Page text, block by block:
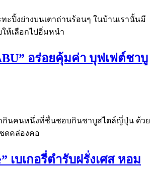
ะปิ้งย่างบนเตาถ่านร้อนๆ ในบ้านเรานั้นมี
ห้เลือกไปอิ่มหนำ
อร่อยคุ้มค่า บุฟเฟต์ชาบู
กกินคนหนึ่งที่ชื่นชอบกินชาบูสไตล์ญี่ปุ่น ด้วย
ดคล่องคอ
เบเกอรี่ตำรับฝรั่งเศส หอม